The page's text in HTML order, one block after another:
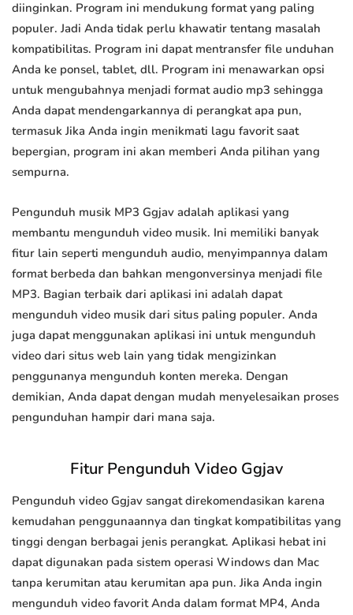
diinginkan. Program ini mendukung format yang paling
populer. Jadi Anda tidak perlu khawatir tentang masalah
kompatibilitas. Program ini dapat mentransfer file unduhan
Anda ke ponsel, tablet, dll. Program ini menawarkan opsi
untuk mengubahnya menjadi format audio mp3 sehingga
Anda dapat mendengarkannya di perangkat apa pun,
termasuk Jika Anda ingin menikmati lagu favorit saat
bepergian, program ini akan memberi Anda pilihan yang
sempurna.
Pengunduh musik MP3 Ggjav adalah aplikasi yang
membantu mengunduh video musik. Ini memiliki banyak
fitur lain seperti mengunduh audio, menyimpannya dalam
format berbeda dan bahkan mengonversinya menjadi file
MP3. Bagian terbaik dari aplikasi ini adalah dapat
mengunduh video musik dari situs paling populer. Anda
juga dapat menggunakan aplikasi ini untuk mengunduh
video dari situs web lain yang tidak mengizinkan
penggunanya mengunduh konten mereka. Dengan
demikian, Anda dapat dengan mudah menyelesaikan proses
pengunduhan hampir dari mana saja.
Fitur Pengunduh Video Ggjav
Pengunduh video Ggjav sangat direkomendasikan karena
kemudahan penggunaannya dan tingkat kompatibilitas yang
tinggi dengan berbagai jenis perangkat. Aplikasi hebat ini
dapat digunakan pada sistem operasi Windows dan Mac
tanpa kerumitan atau kerumitan apa pun. Jika Anda ingin
mengunduh video favorit Anda dalam format MP4, Anda